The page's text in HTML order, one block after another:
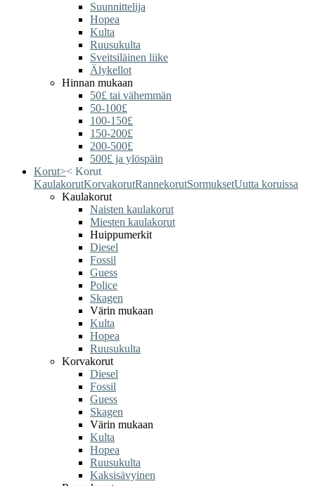
Suunnittelija
Hopea
Kulta
Ruusukulta
Sveitsiläinen liike
Älykellot
Hinnan mukaan
50£ tai vähemmän
50-100£
100-150£
150-200£
200-500£
500£ ja ylöspäin
Korut>< Korut
KaulakorutKorvakorutRannekorutSormuksetUutta koruissa
Kaulakorut
Naisten kaulakorut
Miesten kaulakorut
Huippumerkit
Diesel
Fossil
Guess
Police
Skagen
Värin mukaan
Kulta
Hopea
Ruusukulta
Korvakorut
Diesel
Fossil
Guess
Skagen
Värin mukaan
Kulta
Hopea
Ruusukulta
Kaksisävyinen